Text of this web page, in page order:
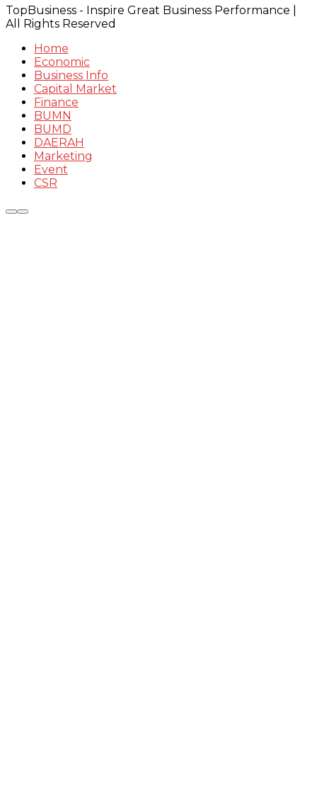
TopBusiness - Inspire Great Business Performance |
All Rights Reserved
Home
Economic
Business Info
Capital Market
Finance
BUMN
BUMD
DAERAH
Marketing
Event
CSR